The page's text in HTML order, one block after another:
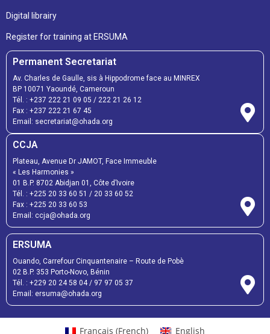
Digital librairy
Register for training at ERSUMA
Permanent Secretariat
Av. Charles de Gaulle, sis à Hippodrome face au MINREX
BP 10071 Yaoundé, Cameroun
Tél. : +237 222 21 09 05 / 222 21 26 12
Fax : +237 222 21 67 45
Email: secretariat@ohada.org
CCJA
Plateau, Avenue Dr JAMOT, Face Immeuble
« Les Harmonies »
01 B.P. 8702 Abidjan 01, Côte d’Ivoire
Tél. : +225 20 33 60 51 / 20 33 60 52
Fax : +225 20 33 60 53
Email: ccja@ohada.org
ERSUMA
Ouando, Carrefour Cinquantenaire – Route de Pobè
02 B.P. 353 Porto-Novo, Bénin
Tél. : +229 20 24 58 04/ 97 97 05 37
Email: ersuma@ohada.org
Français (French) English